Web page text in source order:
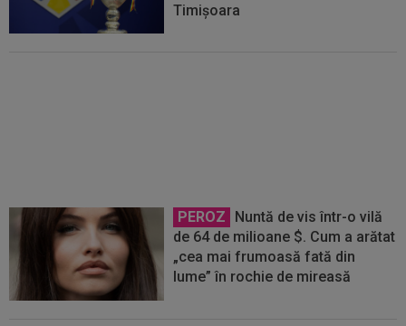
Timișoara
PEROZ
Nuntă de vis într-o vilă
de 64 de milioane $. Cum a arătat
„cea mai frumoasă fată din
lume” în rochie de mireasă